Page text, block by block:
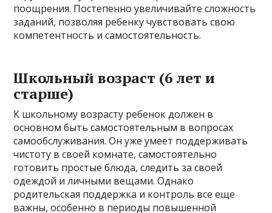
поощрения. Постепенно увеличивайте сложность
заданий, позволяя ребенку чувствовать свою
компетентность и самостоятельность.
Школьный возраст (6 лет и
старше)
К школьному возрасту ребенок должен в
основном быть самостоятельным в вопросах
самообслуживания. Он уже умеет поддерживать
чистоту в своей комнате, самостоятельно
готовить простые блюда, следить за своей
одеждой и личными вещами. Однако
родительская поддержка и контроль все еще
важны, особенно в периоды повышенной